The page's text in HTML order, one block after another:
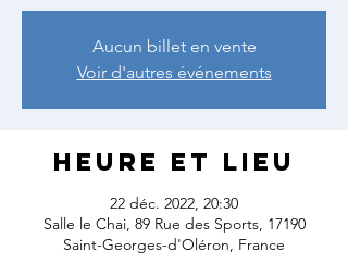
Aucun billet en vente
Voir d'autres événements
Heure et lieu
22 déc. 2022, 20:30
Salle le Chai, 89 Rue des Sports, 17190
Saint-Georges-d'Oléron, France